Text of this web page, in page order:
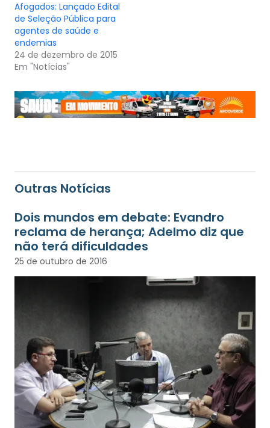
Afogados: Lançado Edital
de Seleção Pública para
agentes de saúde e
endemias
24 de dezembro de 2015
Em "Notícias"
Outras Notícias
Dois mundos em debate: Evandro
reclama de herança; Adelmo diz que
não terá dificuldades
25 de outubro de 2016